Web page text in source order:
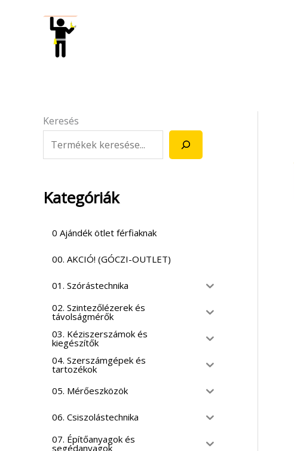
Keresés
Kategóriák
0 Ajándék ötlet férfiaknak
00. AKCIÓ! (GÓCZI-OUTLET)
01. Szórástechnika
02. Szintezőlézerek és
távolságmérők
03. Kéziszerszámok és
kiegészítők
04. Szerszámgépek és
tartozékok
05. Mérőeszközök
06. Csiszolástechnika
07. Építőanyagok és
segédanyagok